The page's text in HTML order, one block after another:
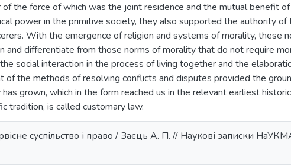
the force of which was the joint residence and the mutual benefit
power in the primitive society, they also supported the authority of
With the emergence of religion and systems of morality, these
and differentiate from those norms of morality that do not require
social interaction in the process of living together and the
of the methods of resolving conflicts and disputes provided the
grown, which in the form reached us in the relevant earliest
tradition, is called customary law.
суспільство і право / Заєць А. П. // Наукові записки